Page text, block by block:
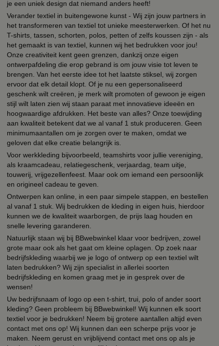
je een uniek design dat niemand anders heeft!
Verander textiel in buitengewone kunst - Wij zijn jouw partners in
het transformeren van textiel tot unieke meesterwerken. Of het nu
T-shirts, tassen, schorten, polos, petten of zelfs koussen zijn - als
het gemaakt is van textiel, kunnen wij het bedrukken voor jou!
Onze creativiteit kent geen grenzen, dankzij onze eigen
ontwerpafdeling die erop gebrand is om jouw visie tot leven te
brengen. Van het eerste idee tot het laatste stiksel, wij zorgen
ervoor dat elk detail klopt. Of je nu een gepersonaliseerd
geschenk wilt creëren, je merk wilt promoten of gewoon je eigen
stijl wilt laten zien wij staan paraat met innovatieve ideeën en
hoogwaardige afdrukken. Het beste van alles? Onze toewijding
aan kwaliteit betekent dat we al vanaf 1 stuk produceren. Geen
minimumaantallen om je zorgen over te maken, omdat we
geloven dat elke creatie belangrijk is.
Voor werkkleding bijvoorbeeld, teamshirts voor jullie vereniging,
als kraamcadeau, relatiegeschenk, verjaardag, team uitje,
touwerij, vrijgezellenfeest. Maar ook om iemand een persoonlijk
en origineel cadeau te geven.
Ontwerpen kan online, in een paar simpele stappen, en bestellen
al vanaf 1 stuk. Wij bedrukken de kleding in eigen huis, hierdoor
kunnen we de kwaliteit waarborgen, de prijs laag houden en
snelle levering garanderen.
Natuurlijk staan wij bij BBwebwinkel klaar voor bedrijven, zowel
grote maar ook als het gaat om kleine oplagen. Op zoek naar
bedrijfskleding waarbij we je logo of ontwerp op een textiel wilt
laten bedrukken? Wij zijn specialist in allerlei soorten
bedrijfskleding en komen graag met je in gesprek over de
wensen!
Uw bedrijfsnaam of logo op een t-shirt, trui, polo of ander soort
kleding? Geen probleem bij BBwebwinkel! Wij kunnen elk soort
textiel voor je bedrukken! Neem bij grotere aantallen altijd even
contact met ons op! Wij kunnen dan een scherpe prijs voor je
maken. Neem gerust en vrijblijvend contact met ons op als je